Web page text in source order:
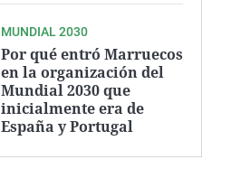
MUNDIAL 2030
Por qué entró Marruecos
en la organización del
Mundial 2030 que
inicialmente era de
España y Portugal